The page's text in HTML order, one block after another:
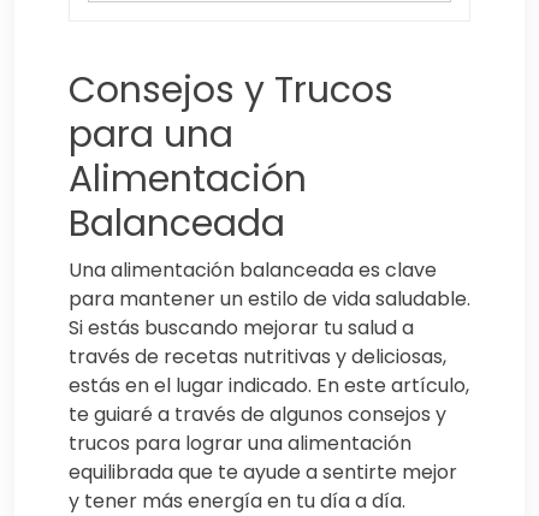
Consejos y Trucos
para una
Alimentación
Balanceada
Una alimentación balanceada es clave
para mantener un estilo de vida saludable.
Si estás buscando mejorar tu salud a
través de recetas nutritivas y deliciosas,
estás en el lugar indicado. En este artículo,
te guiaré a través de algunos consejos y
trucos para lograr una alimentación
equilibrada que te ayude a sentirte mejor
y tener más energía en tu día a día.